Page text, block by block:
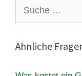
nach:
Ähnliche